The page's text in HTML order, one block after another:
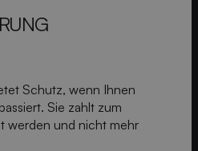
Schutz, wenn Ihnen
Sie zahlt zum
werden und nicht mehr